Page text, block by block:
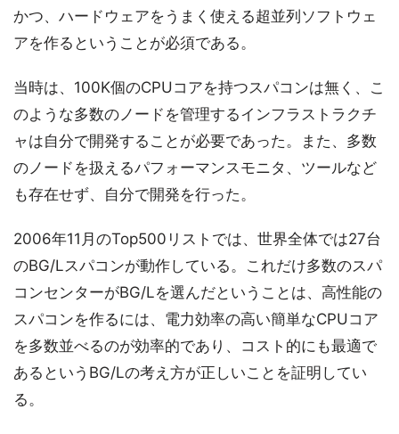
かつ、ハードウェアをうまく使える超並列ソフトウェ
アを作るということが必須である。
当時は、100K個のCPUコアを持つスパコンは無く、こ
のような多数のノードを管理するインフラストラクチ
ャは自分で開発することが必要であった。また、多数
のノードを扱えるパフォーマンスモニタ、ツールなど
も存在せず、自分で開発を行った。
2006年11月のTop500リストでは、世界全体では27台
のBG/Lスパコンが動作している。これだけ多数のスパ
コンセンターがBG/Lを選んだということは、高性能の
スパコンを作るには、電力効率の高い簡単なCPUコア
を多数並べるのが効率的であり、コスト的にも最適で
あるというBG/Lの考え方が正しいことを証明してい
る。